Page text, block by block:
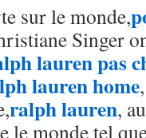
sur le monde,
Singer
lauren pas
lauren home
ralph lauren,
le monde tel